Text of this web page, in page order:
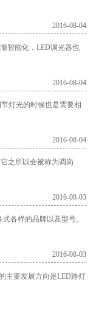
2016-08-04
智能化，LED调光器也
2016-08-04
灯光的时候也是需要相
2016-08-04
之所以会被称为调岗
2016-08-03
各样的品牌以及型号。
2016-08-03
主要发展方向是LED路灯